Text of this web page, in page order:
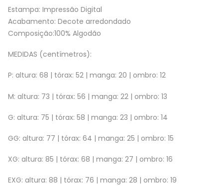
Estampa: Impressão Digital
Acabamento: Decote arredondado
Composição:100% Algodão
MEDIDAS (centímetros):
P: altura: 68 | tórax: 52 | manga: 20 | ombro: 12
M: altura: 73 | tórax: 56 | manga: 22 | ombro: 13
G: altura: 75 | tórax: 58 | manga: 23 | ombro: 14
GG: altura: 77 | tórax: 64 | manga: 25 | ombro: 15
XG: altura: 85 | tórax: 68 | manga: 27 | ombro: 16
EXG: altura: 88 | tórax: 76 | manga: 28 | ombro: 19